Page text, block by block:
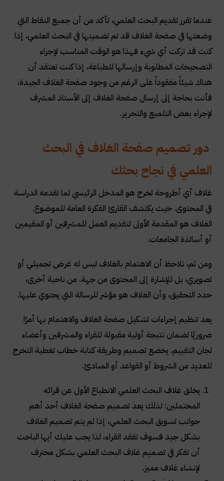
عندما تقرر تقديم البحث العلمي، تأكد من أن جميع النقاط التي
وضعتها في صفحة الغلاف قد تم تضمينها في البحث العلمي، إذا
كنت قد تركت أي شيء فهذا هو الوقت المناسب لإجراء
التصحيحات المطلوبة وإرسالها للطباعة، إذا كنت تعتقد أن
هناك شيئاً مفقوداً على الرغم من وجود صفحة الغلاف الجيدة،
فأنت بحاجة إلى إرسال صفحة الغلاف إلى الأستاذ المشرف
لإجراء بعض التلميع والتحرير.
دور تصميم صفحة الغلاف في البحث
العلمي في نجاح بحثك
غلاف أي أطروحة تخرج هو المدخل الرئيسي لما تقدمه الدراسة
في المحتوى. حيث يكتشف القارئ الفكرة العامة للموضوع.
الغلاف هو المقدمة الأولى لتقديم العمل للمشرفين أو المقيمين
أو أساتذة الجامعات.
ومن ثم، نلاحظ أن الاهتمام بالغلاف ليس له غرض تجميلي أو
تصويري، بل للإشارة إلى المحتوى من جهة. من ناحية أخرى،
حدد التحقيق، وأن الغلاف هو مؤشر للرسالة التي يحتوي عليها.
يعد تنظيم إجراءات تشكيل صفحة الغلاف والاهتمام بها أمرًا
ضروريًا لضمان نتيجة أولية مقبولة للقراء والمشرفين وأعضاء
لجان التقييم. يخضع تصميم وطريقة كتابة خطاب تغطية التخرج
للعديد من الشروط أو القواعد أو المبادئ.
يخلق غلاف البحث العلمي الانطباع الأول عن قرائه
المحتملين: لذلك يعد تصميم صفحة الغلاف أحد أهم
جوانب تسويق البحث العلمي، إذا لم يتم تصميم الغلاف
بشكل جيد فسوف تفقد القراء، لذا يجب عليك أيها الباحث
أن تفكر في تصميم غلاف البحث العلمي بشكل محترف
لإنشاء غلاف مميز.